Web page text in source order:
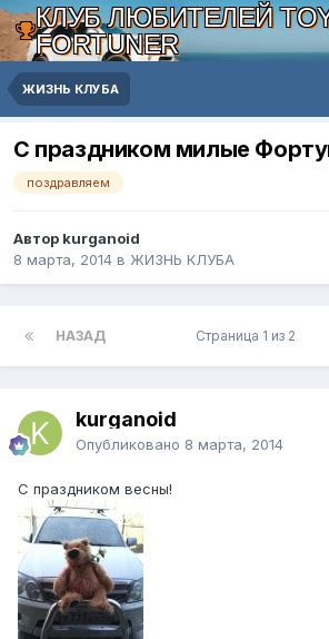
КЛУБ ЛЮБИТЕЛЕЙ
FORTUNER
ЖИЗНЬ КЛУБА
С праздником милые
поздравляем
Автор kurganoid
8 марта, 2014 в ЖИЗНЬ КЛУБА
НАЗАД Страница 1 из 2
kurganoid
Опубликовано 8 марта, 2014
С праздником весны!